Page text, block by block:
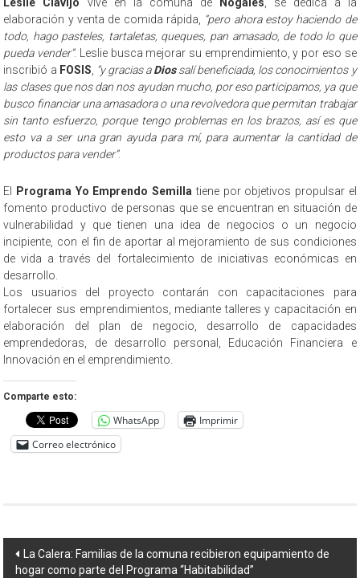
elaboración y venta de comida rápida,
“pero ahora estoy haciendo de
todo, hago pasteles, tartaletas, queques, pan amasado, de todo lo que
pueda vender”. Leslie busca mejorar su emprendimiento, y por eso se
inscribió a FOSIS “y gracias aDiossalí beneficiada, los conocimientos y
las clases que nos dan nos ayudan mucho, por eso participamos, ya que
busco financiar una amasadora o una revolvedora que permitan trabajar
sin tanto esfuerzo, porque tengo problemas en los brazos, así es que
esto va a ser una gran ayuda para mí, para aumentar la cantidad de
productos para vender”.
El Programa Yo Emprendo Semilla tiene por objetivos propulsar el
fomento productivo de personas que se encuentran en situación de
vulnerabilidad y que tienen una idea de negocios o un negocio
incipiente, con el fin de aportar al mejoramiento de sus condiciones
de vida a través del fortalecimiento de iniciativas económicas en
desarrollo.
Los usuarios del proyecto contarán con capacitaciones para
fortalecer sus emprendimientos, mediante talleres y capacitación en
elaboración del plan de negocio, desarrollo de capacidades
emprendedoras, de desarrollo personal, Educación Financiera e
Innovación en el emprendimiento.
Comparte esto:
WhatsApp
Imprimir
Correo electrónico
Navegación
La Calera: Familias de la comuna recibieron equipamiento de
hogar como parte del Programa “Habitabilidad”